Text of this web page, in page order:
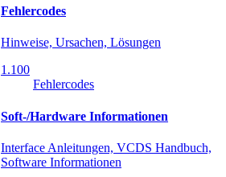
Fehlercodes
Hinweise, Ursachen, Lösungen
1.100
Fehlercodes
Soft-/Hardware Informationen
Interface Anleitungen, VCDS Handbuch,
Software Informationen